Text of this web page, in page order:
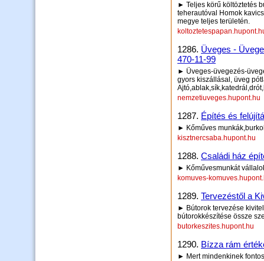
► Teljes körű költöztetés
teherautóval Homok
megye teljes területén.
1286. Üveges -
470-11-99
► Üveges-üvegezés-
gyors kiszállásal, üveg
nemzetiuveges.hupont.hu
1287. Építés és
► Kőműves
kisztnercsaba.hupont.hu
1288. Családi ház
► Kőművesmunkát
komuves-
1289. Tervezéstől a
► Bútorok tervezése
bútorokkészítése össze
butorkeszites.hupont.hu
1290. Bízza rám
► Mert mindenkinek